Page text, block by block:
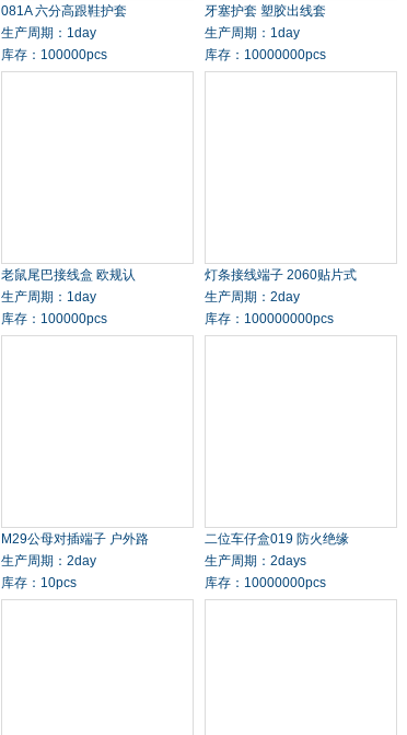
081A 六分高跟鞋护套
生产周期：1day
库存：100000pcs
牙塞护套 塑胶出线套
生产周期：1day
库存：10000000pcs
老鼠尾巴接线盒 欧规认
生产周期：1day
库存：100000pcs
灯条接线端子 2060贴片式
生产周期：2day
库存：100000000pcs
M29公母对插端子 户外路
生产周期：2day
库存：10pcs
二位车仔盒019 防火绝缘
生产周期：2days
库存：10000000pcs